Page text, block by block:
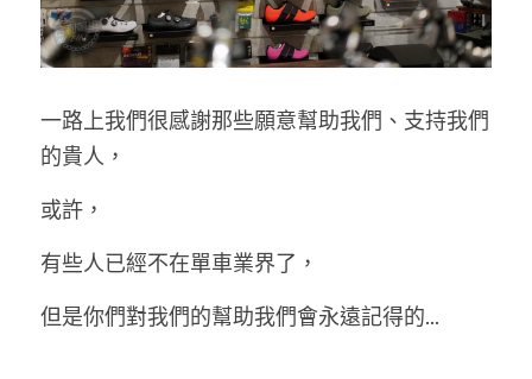
一路上我們很感謝那些願意幫助我們、支持我們
的貴人，
或許，
有些人已經不在單車業界了，
但是你們對我們的幫助我們會永遠記得的...